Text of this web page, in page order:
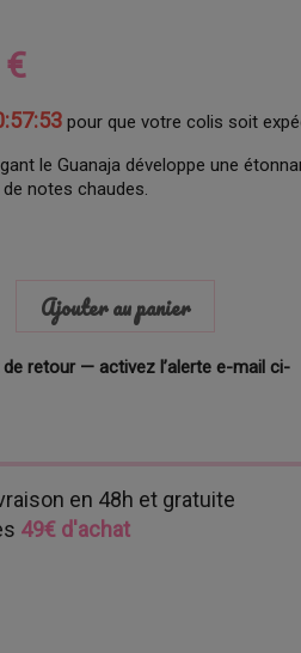
pour que votre colis soit
le Guanaja développe une
notes chaudes.
Ajouter au panier
retour — activez l’alerte e-mail ci-
en 48h et gratuite
49€ d'achat